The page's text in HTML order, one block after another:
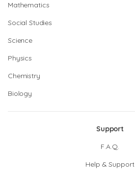
Mathematics
Social Studies
Science
Physics
Chemistry
Biology
Support
F.A.Q.
Help & Support